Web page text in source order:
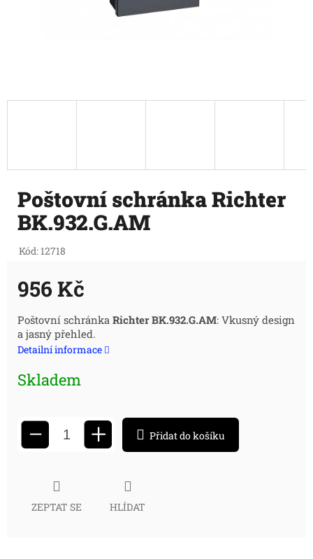
Poštovní schránka Richter
BK.932.G.AM
Kód: 12718
956 Kč
Měrná
cena:
Poštovní schránka Richter BK.932.G.AM: Vkusný design
a jasný přehled.
Detailní informace
Skladem
− + Přidat do košíku
ZEPTAT SE HLÍDAT